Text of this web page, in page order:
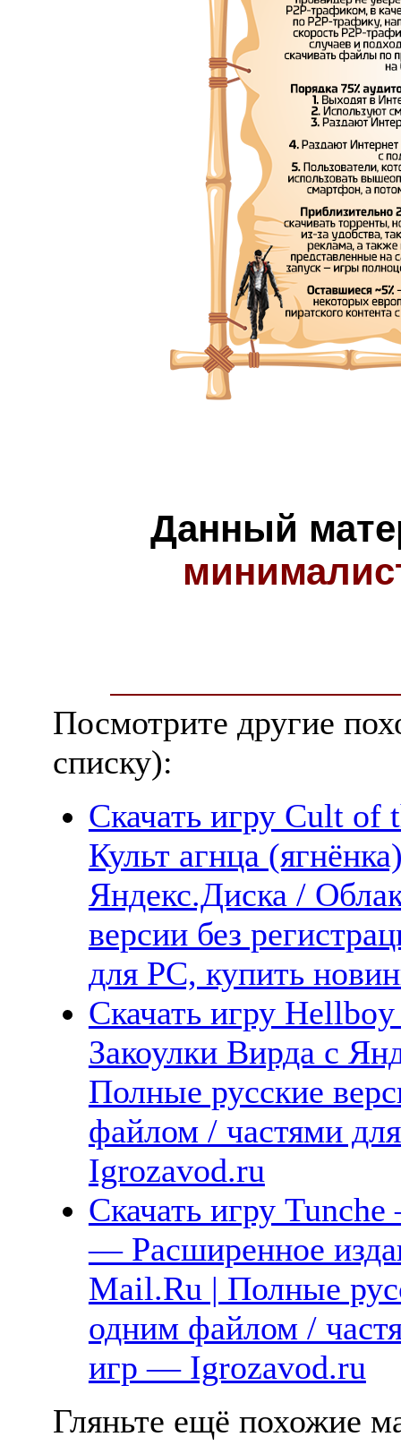
Данный
Посмотрите другие
списку):
Скачать игру Cult
Культ агнца
Яндекс.Диска /
версии без
для PC, купить
Скачать игру
Закоулки Вирда с
Полные русские
файлом / частями
Igrozavod.ru
Скачать игру
— Расширенное
Mail.Ru | Полные
одним файлом /
игр — Igrozavod.ru
Гляньте ещё похожие